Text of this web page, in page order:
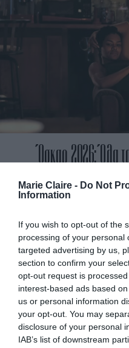
Marie Claire - Do Not
Information
If you wish to opt-out of the
processing of your personal
targeted advertising by us,
section to confirm your
opt-out request is
interest-based ads based
us or personal information
your opt-out. You may
disclosure of your personal
IAB’s list of downstream
Όσκαρ 2026: Όλα
υποψηφιοτήτων